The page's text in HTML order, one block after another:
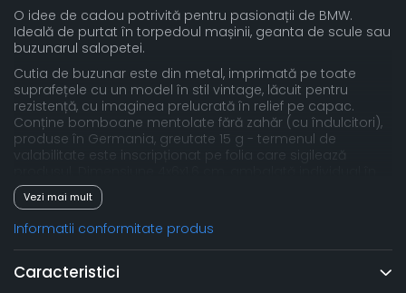
O idee de cadou potrivită pentru pasionații de BMW.
Ideală de purtat în torpedoul mașinii, geanta de scule sau
buzunarul salopetei.
Cutia de buzunar este din metal, imprimată pe toate
suprafețele cu un model în stil vintage, lăcuit pentru
rezistență, cu imaginea prelucrată în relief pe capac.
Conține bomboane mentolate fără zahăr (cu îndulcitori),
produse în Germania, greutate 15 g - termenul de
valabilitate este inscripționat pe folia care sigilează
folie de plastic de protecție.
Cadou potrivit pentru orice fan BMW, pentru orice ocazie.
Vezi mai mult
Informatii conformitate produs
Caracteristici